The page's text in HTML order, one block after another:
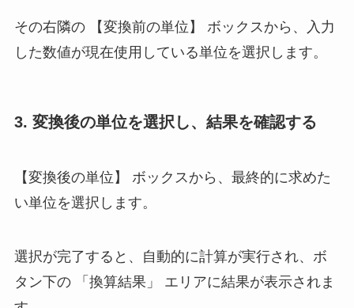
その右隣の 【変換前の単位】 ボックスから、入力
した数値が現在使用している単位を選択します。
3. 変換後の単位を選択し、結果を確認する
【変換後の単位】 ボックスから、最終的に求めた
い単位を選択します。
選択が完了すると、自動的に計算が実行され、ボ
タン下の 「換算結果」 エリアに結果が表示されま